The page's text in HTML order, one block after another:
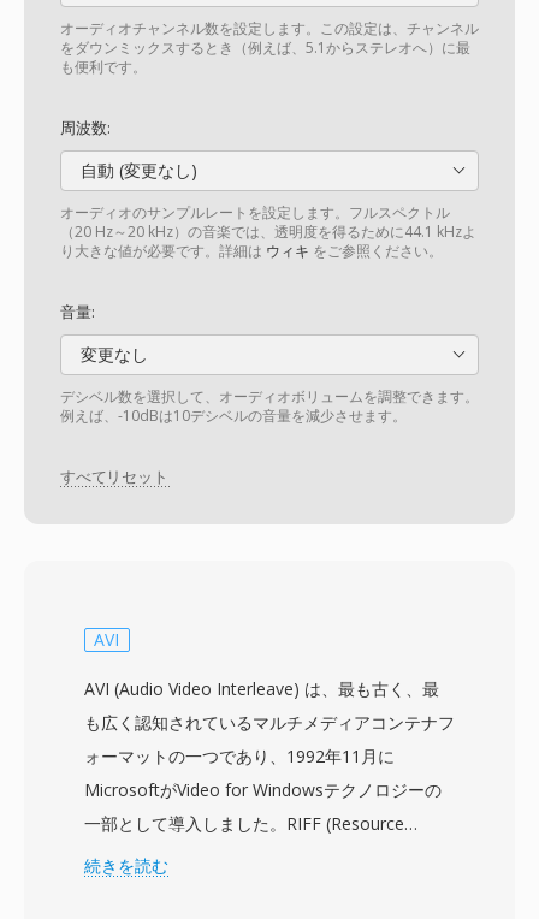
オーディオチャンネル数を設定します。この設定は、チャンネル
をダウンミックスするとき（例えば、5.1からステレオへ）に最
も便利です。
周波数:
自動 (変更なし)
オーディオのサンプルレートを設定します。フルスペクトル
（20 Hz～20 kHz）の音楽では、透明度を得るために44.1 kHzよ
り大きな値が必要です。詳細は ウィキ をご参照ください。
音量:
変更なし
デシベル数を選択して、オーディオボリュームを調整できます。
例えば、-10dBは10デシベルの音量を減少させます。
すべてリセット
AVI
AVI (Audio Video Interleave) は、最も古く、最
も広く認知されているマルチメディアコンテナフ
ォーマットの一つであり、1992年11月に
MicrosoftがVideo for Windowsテクノロジーの
一部として導入しました。RIFF (Resource
Interchange File Format) 構造を基盤とし、AVI
続きを読む